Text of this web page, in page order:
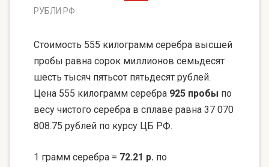
РУБЛИ РФ
Стоимость 555 килограмм серебра высшей
пробы равна сорок миллионов семьдесят
шесть тысяч пятьсот пятьдесят рублей.
Цена 555 килограмм серебра 925 пробы по
весу чистого серебра в сплаве равна 37 070
808.75 рублей по курсу ЦБ РФ.
1 грамм серебра = 72.21 р. по